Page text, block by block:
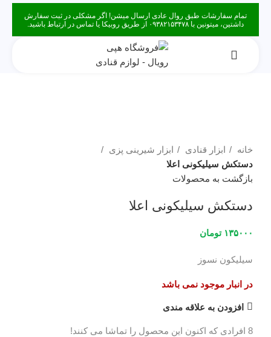
تمام سفارشات طبق روال عادی ارسال میشن! اگر مشکلی در ثبت سفارش
داشتین، میتونین با ۰۹۳۸۲۱۵۳۴۷۸ از طریق روبیکا یا تماس در ارتباط باشید.
خانه
ابزار قنادی
ابزار شیرینی پزی
دستکش سیلیکونی اعلا
بازگشت به محصولات
دستکش سیلیکونی اعلا
۱۳۵۰۰۰ تومان
سیلیکون نسوز
در انبار موجود نمی باشد
افزودن به علاقه مندی
8 افرادی که اکنون این محصول را تماشا می کنند!